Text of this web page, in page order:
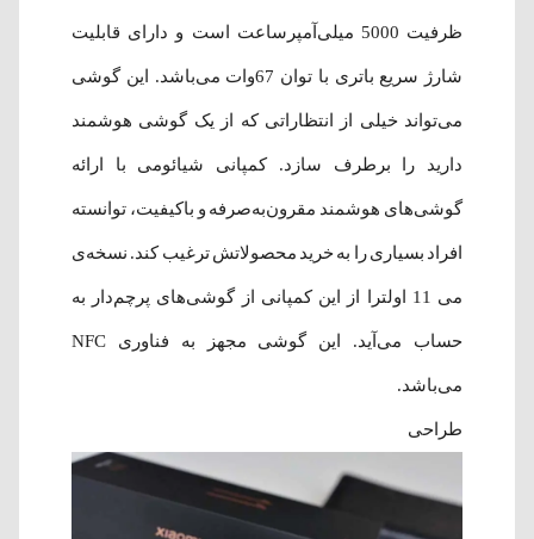
ظرفیت 5000 میلی‌آمپرساعت است و دارای قابلیت
شارژ سریع باتری با توان 67وات می‌باشد. این گوشی
می‌تواند خیلی از انتظاراتی که از یک گوشی هوشمند
دارید را برطرف سازد. کمپانی شیائومی با ارائه
گوشی‌های هوشمند مقرون‌به‌‌صرفه و باکیفیت، توانسته
افراد بسیاری را به خرید محصولاتش ترغیب کند. نسخه‌ی
می 11 اولترا از این کمپانی از گوشی‌های پرچم‌دار به
حساب می‌آید. این گوشی مجهز به فناوری NFC
می‌باشد.
طراحی